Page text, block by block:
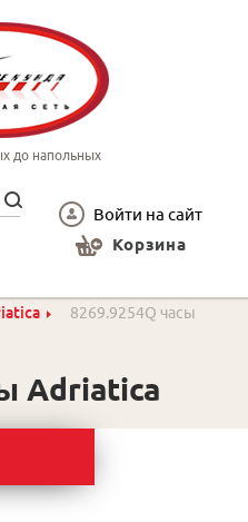
до напольных
Войти на сайт
Корзина
8269.9254Q часы
Adriatica